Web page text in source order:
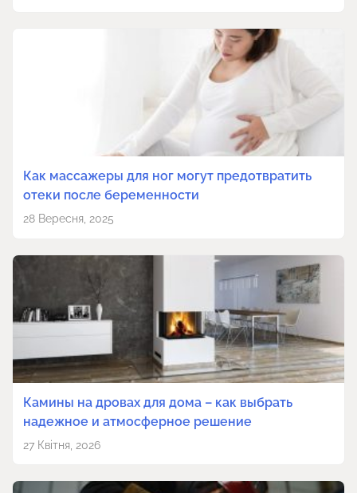
Как массажеры для ног могут предотвратить
отеки после беременности
28 Вересня, 2025
Камины на дровах для дома – как выбрать
надежное и атмосферное решение
27 Квітня, 2026